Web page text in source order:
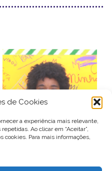
de Cookies
a experiência mais relevante,
Ao clicar em “Aceitar”,
cookies. Para mais informações,
videocartas –
patrocínio